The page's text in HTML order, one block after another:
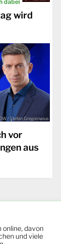
dabei
wird
/ Stefan Gregorowius
vor
aus
online, davon
und viele